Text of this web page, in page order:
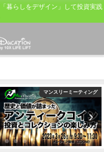
暮らしをデザイン」して投資実践
マンスリーミーティング